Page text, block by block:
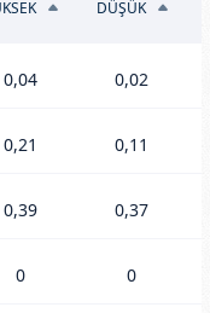
DÜŞÜK
0,04 0,02
0,21 0,11
0,39 0,37
0 0